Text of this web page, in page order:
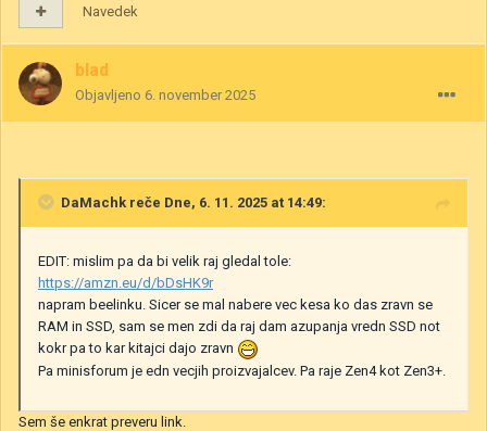
Navedek
blad
Objavljeno 6. november 2025
DaMachk reče Dne, 6. 11. 2025 at 14:49:
EDIT: mislim pa da bi velik raj gledal tole:
https://amzn.eu/d/bDsHK9r
napram beelinku. Sicer se mal nabere vec kesa ko das zravn se
RAM in SSD, sam se men zdi da raj dam azupanja vredn SSD not
kokr pa to kar kitajci dajo zravn
Pa minisforum je edn vecjih proizvajalcev. Pa raje Zen4 kot Zen3+.
Sem še enkrat preveru link.